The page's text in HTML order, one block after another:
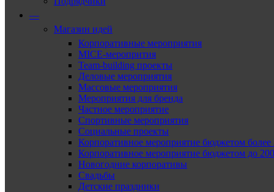
—
Магазин идей
Корпоративные мероприятия
MICE-меропрития
Team-building проекты
Деловые мероприятия
Массовые мероприятия
Мероприятия для бренда
Частное мероприятие
Спортивные мероприятия
Социальные проекты
Корпоративное мероприятие бюджетом более
Корпоративное мероприятие бюджетом до
Новогодние корпоративы
Свадьбы
Детские праздники